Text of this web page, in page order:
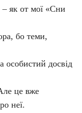
– як от мої «Сни
бо теми,
особистий досвід
це вже
неї.